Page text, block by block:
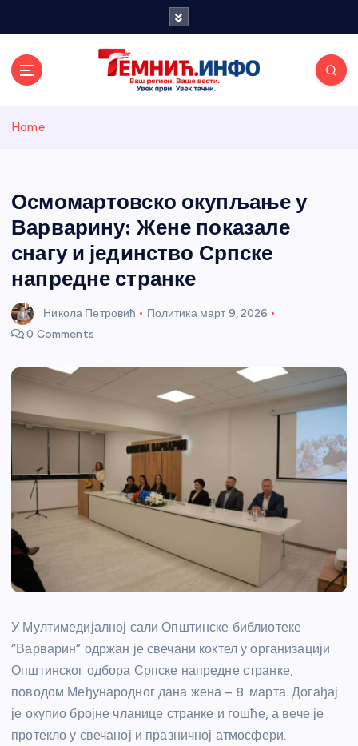
и портал
Home
Осмомартовско окупљање у
Варварину: Жене показале
снагу и јединство Српске
напредне странке
Никола Петровић Политика март 9, 2026
0 Comments
У Мултимедијалној сали Општинске библиотеке
“Варварин” одржан је свечани коктел у организацији
Општинског одбора Српске напредне странке,
поводом Међународног дана жена – 8. марта. Догађај
је окупио бројне чланице странке и гошће, а вече је
протекло у свечаној и празничној атмосфери.